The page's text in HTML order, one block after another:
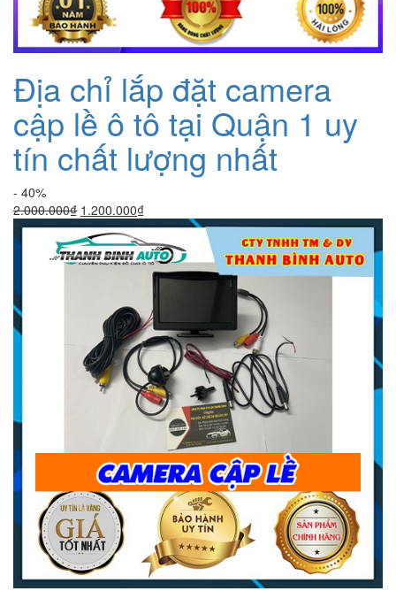
Địa chỉ lắp đặt camera
cập lề ô tô tại Quận 1 uy
tín chất lượng nhất
- 40%
2.000.000₫ Giá
gốc
là:
2.000.000₫.
1.200.000₫Giá
hiện
tại
là:
1.200.000₫.